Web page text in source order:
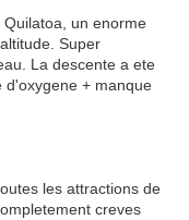
un enorme
Super
La descente a ete
d'oxygene + manque
les attractions de
creves